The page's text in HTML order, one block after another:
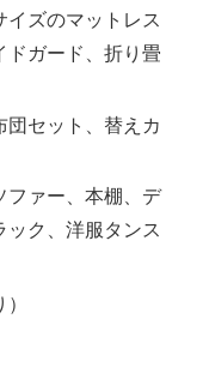
イズのマットレス
ドガード、折り畳
団セット、替えカ
ファー、本棚、デ
ック、洋服タンス